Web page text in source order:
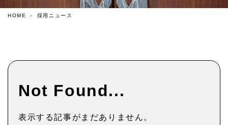
HOME 採用ニュース
Not Found...
表示する記事がまだありません。